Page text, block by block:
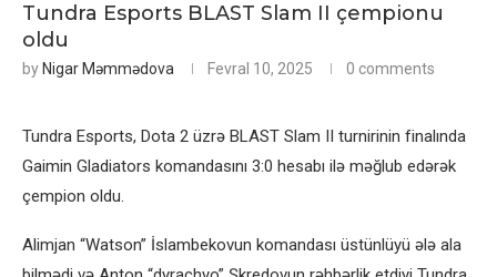
Tundra Esports BLAST Slam II çempionu
oldu
by Nigar Məmmədova Fevral 10, 2025 0 comments
Tundra Esports, Dota 2 üzrə BLAST Slam II turnirinin finalında
Gaimin Gladiators komandasını 3:0 hesabı ilə məğlub edərək
çempion oldu.
Alimjan “Watson” İslambekovun komandası üstünlüyü ələ ala